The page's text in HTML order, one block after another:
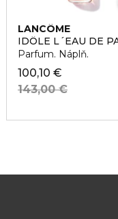
LANCÔME
IDÔLE L´EAU DE
Parfum. Náplň.
100,10 €
143,00 €